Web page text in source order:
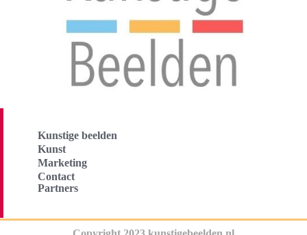
Kunstige beelden
Kunst
Marketing
Contact
Partners